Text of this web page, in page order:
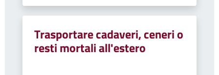
Trasportare cadaveri, ceneri o
resti mortali all'estero